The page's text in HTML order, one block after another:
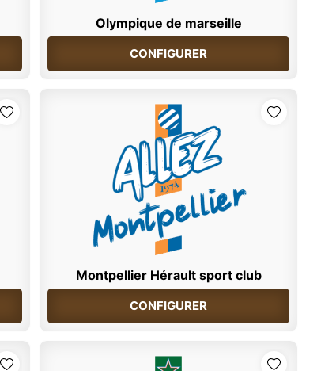
Olympique de marseille
CONFIGURER
Montpellier Hérault sport club
CONFIGURER